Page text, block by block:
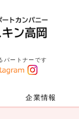
パートナーです
企業情報